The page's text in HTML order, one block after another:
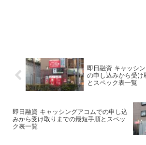
即日融資 キャッシ
の申し込みから受け
とスペック表一覧
即日融資 キャッシングアコムでの申し込
みから受け取りまでの最短手順とスペッ
ク表一覧